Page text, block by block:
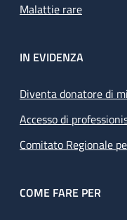
Malattie rare
IN EVIDENZA
Diventa donatore di
Accesso di
Comitato Regionale
COME FARE PER